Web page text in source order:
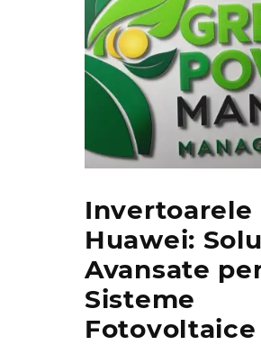
Invertoarele
Huawei:
Avansate
Sisteme
Fotovoltaice